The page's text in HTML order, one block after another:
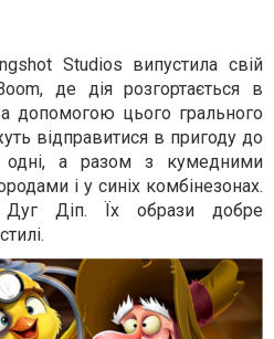
Studios випустила свій
де дія розгортається в
допомогою цього грального
відправитися в пригоду до
одні, а разом з кумедними
і у синіх комбінезонах.
Діп. Їх образи добре